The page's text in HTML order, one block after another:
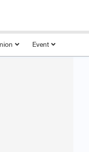
Event